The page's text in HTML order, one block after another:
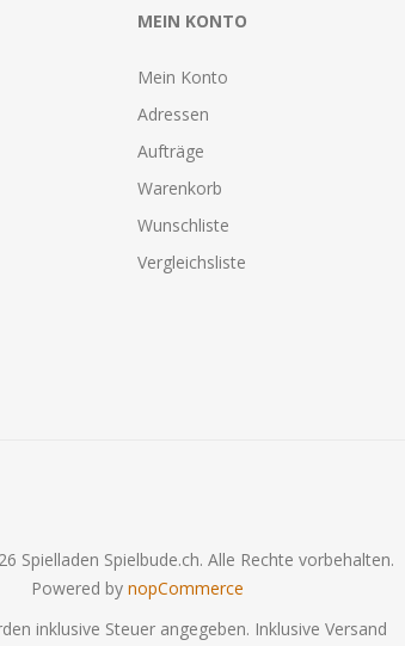
MEIN KONTO
Mein Konto
Adressen
Aufträge
Warenkorb
Wunschliste
Vergleichsliste
Spielladen Spielbude.ch. Alle Rechte vorbehalten.
Powered by nopCommerce
inklusive Steuer angegeben. Inklusive Versand